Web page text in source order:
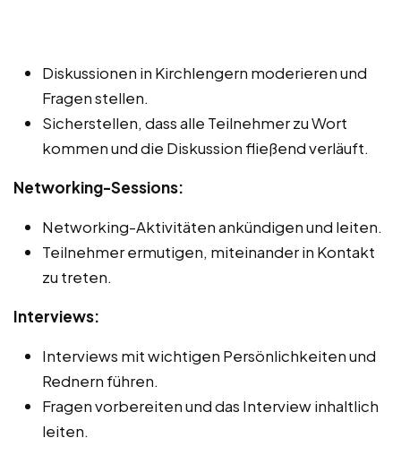
Diskussionen in Kirchlengern moderieren und
Fragen stellen.
Sicherstellen, dass alle Teilnehmer zu Wort
kommen und die Diskussion fließend verläuft.
Networking-Sessions:
Networking-Aktivitäten ankündigen und leiten.
Teilnehmer ermutigen, miteinander in Kontakt
zu treten.
Interviews:
Interviews mit wichtigen Persönlichkeiten und
Rednern führen.
Fragen vorbereiten und das Interview inhaltlich
leiten.